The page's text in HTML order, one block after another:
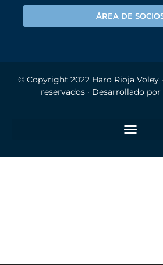
ÁREA DE
© Copyright 2022 Haro Rioja Voley
reservados · Desarrollado por